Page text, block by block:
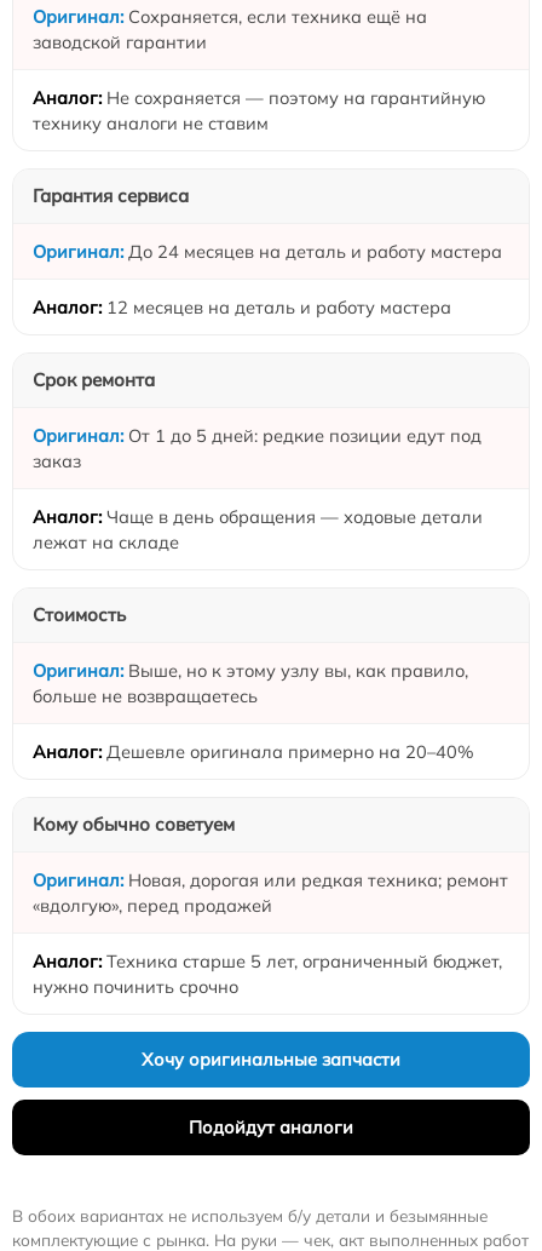
Сохраняется, если техника ещё на
заводской гарантии
Не сохраняется — поэтому на гарантийную
технику аналоги не ставим
Гарантия сервиса
До 24 месяцев на деталь и работу мастера
12 месяцев на деталь и работу мастера
Срок ремонта
От 1 до 5 дней: редкие позиции едут под
заказ
Чаще в день обращения — ходовые детали
лежат на складе
Стоимость
Выше, но к этому узлу вы, как правило,
больше не возвращаетесь
Дешевле оригинала примерно на 20–40%
Кому обычно советуем
Новая, дорогая или редкая техника; ремонт
«вдолгую», перед продажей
Техника старше 5 лет, ограниченный бюджет,
нужно починить срочно
Хочу оригинальные запчасти
Подойдут аналоги
В обоих вариантах не используем б/у детали и безымянные
комплектующие с рынка. На руки — чек, акт выполненных работ